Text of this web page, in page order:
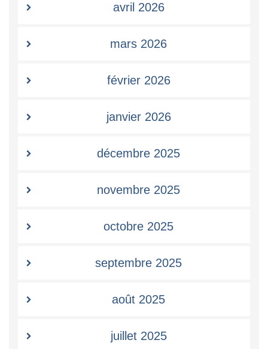
avril 2026
mars 2026
février 2026
janvier 2026
décembre 2025
novembre 2025
octobre 2025
septembre 2025
août 2025
juillet 2025